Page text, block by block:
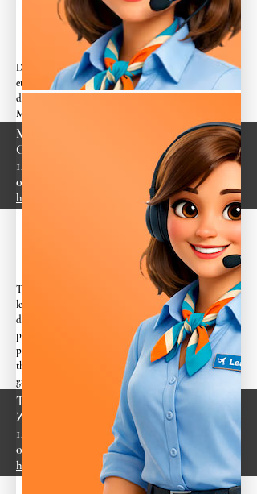
Depuis 2005, la Maison Henri Morel allie cuisine créative
et sens du service pour mettre en scène des événements
d'exception. Entrez dans le monde la Maison Henri
Morel...
Maison Henri Morel
Glatigny
14800 Tourgéville
02 31 65 16 83
https://www.henri-morel.com/
Traiteur et Organisateur de réceptions, spécialisé dans
les événements professionnels (soirée de gala, lancement
de produit, séminaires, convention, inauguration…) et
privés (Réceptions de mariages, anniversaire…), notre
passion est de vous surprendre à travers nos cocktails à
thème, nos buffets animés, nos déjeuners et dîners de
gala.
Traiteur Grandsire
ZAC du Clos Neuf
14840 Démouville
02 31 72 81 51
https://www.grandsire.com/